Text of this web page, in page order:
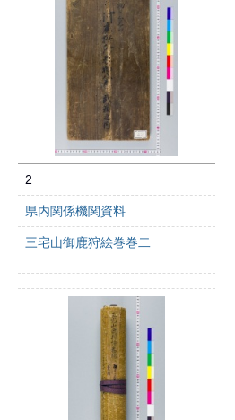
2
県内関係機関資料
三宅山御鹿狩絵巻巻二